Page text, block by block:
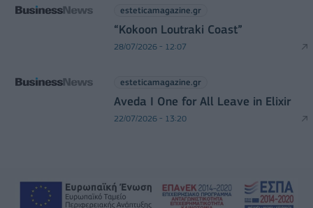
esteticamagazine.gr
“Kokoon Loutraki Coast”
28/07/2026 - 12:07
esteticamagazine.gr
Aveda I One for All Leave in Elixir
22/07/2026 - 13:20